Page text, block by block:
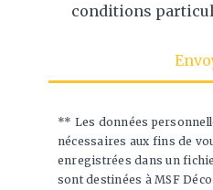
conditions
** Les données
nécessaires aux fins de
enregistrées dans un
sont destinées à MSF